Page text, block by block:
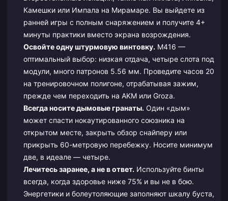
Камешки или Импала на Мирамаре. Вы выйдете из
ранней игры с полным снаряжением и получите 4+
минуты практики вместо экрана возрождения.
Освойте одну штурмовую винтовку. M416 —
оптимальный выбор: низкая отдача, четыре слота под
модули, много патронов 5.56 мм. Проведите часов 20
на тренировочном полигоне, отрабатывая зажим,
прежде чем переходить на AKM или Groza.
Всегда носите дымовые гранаты. Один «дым»
может спасти нокаутированного союзника на
открытом месте, закрыть обзор снайперу или
прикрыть 60-метровую перебежку. Носите минимум
две, в идеале — четыре.
Лечитесь заранее, а не в ответ. Используйте бинты
всегда, когда здоровье ниже 75% и вы не в бою.
Энергетики и болеутоляющие заполняют шкалу буста,